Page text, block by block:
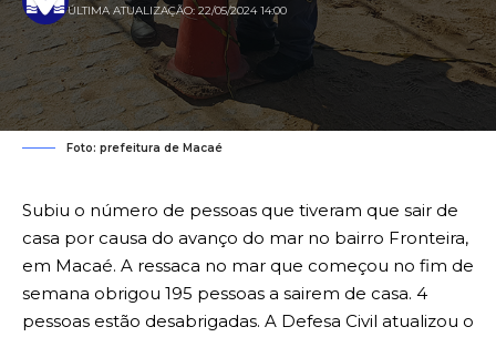
ÚLTIMA ATUALIZAÇÃO: 22/05/2024 14:00
Foto: prefeitura de Macaé
Subiu o número de pessoas que tiveram que sair de
casa por causa do avanço do mar no bairro Fronteira,
em Macaé. A ressaca no mar que começou no fim de
semana obrigou 195 pessoas a sairem de casa. 4
pessoas estão desabrigadas. A Defesa Civil atualizou o